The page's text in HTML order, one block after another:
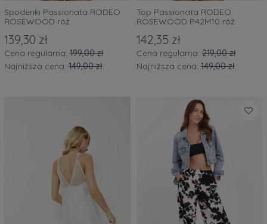
Spodenki Passionata RODEO
ROSEWOOD róż
139,30 zł
Cena regularna: 199,00 zł
Najniższa cena: 149,00 zł
Top Passionata RODEO
ROSEWOOD P42M10 róż
142,35 zł
Cena regularna: 219,00 zł
Najniższa cena: 149,00 zł